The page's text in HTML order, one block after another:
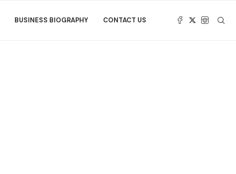
BUSINESS BIOGRAPHY CONTACT US